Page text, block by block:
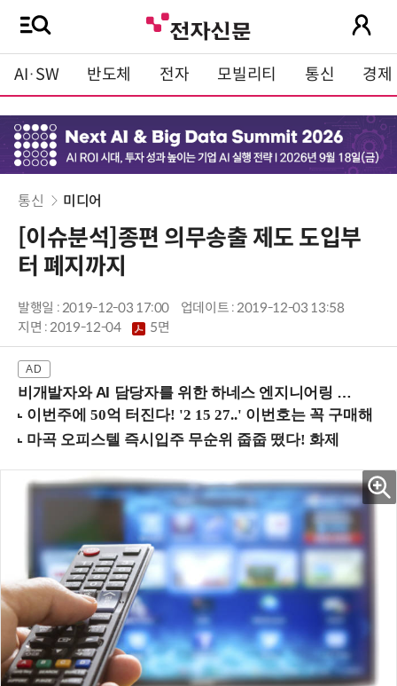
AI·SW 반도체 전자 모빌리티 통신 경제
통신 미디어
[이슈분석]종편 의무송출 제도 도입부
터 폐지까지
발행일 : 2019-12-03 17:00
업데이트 : 2019-12-03 13:58
지면 :2019-12-04 5면
비개발자와 AI 담당자를 위한 하네스 엔지니어링 입문과정 (8/20 신논현역)